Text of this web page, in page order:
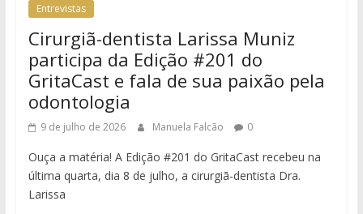
Entrevistas
Cirurgiã-dentista Larissa Muniz
participa da Edição #201 do
GritaCast e fala de sua paixão pela
odontologia
9 de julho de 2026 Manuela Falcão 0
Ouça a matéria! A Edição #201 do GritaCast recebeu na
última quarta, dia 8 de julho, a cirurgiã-dentista Dra.
Larissa